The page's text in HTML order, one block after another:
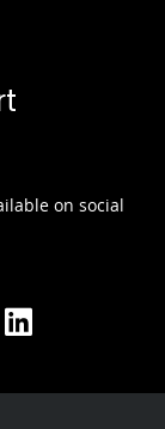
on social
LinkedIn